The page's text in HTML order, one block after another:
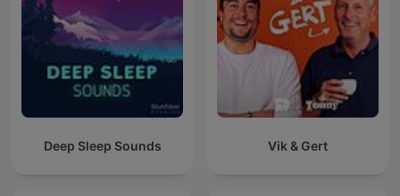
Deep Sleep Sounds Vik & Gert